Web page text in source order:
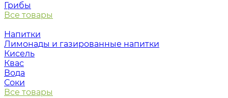
Грибы
Все товары
Напитки
Лимонады и газированные напитки
Кисель
Квас
Вода
Соки
Все товары